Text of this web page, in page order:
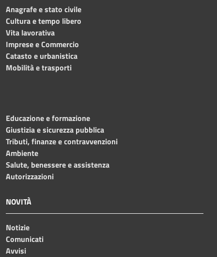
Anagrafe e stato civile
Cultura e tempo libero
Vita lavorativa
Imprese e Commercio
Catasto e urbanistica
Mobilità e trasporti
Educazione e formazione
Giustizia e sicurezza pubblica
Tributi, finanze e contravvenzioni
Ambiente
Salute, benessere e assistenza
Autorizzazioni
NOVITÀ
Notizie
Comunicati
Avvisi